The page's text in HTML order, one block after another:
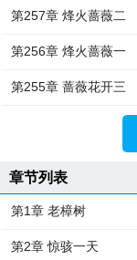
第257章 烽火蔷薇二
第256章 烽火蔷薇一
第255章 蔷薇花开三
章节列表
第1章 老樟树
第2章 惊骇一天